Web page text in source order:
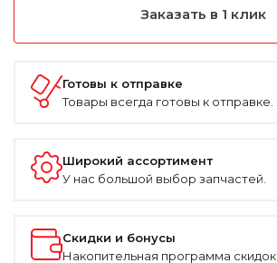
Заказать в 1 клик
Готовы к отправке
Товары всегда готовы к отправке.
Широкий ассортимент
У нас большой выбор запчастей.
Скидки и бонусы
Накопительная программа скидок.